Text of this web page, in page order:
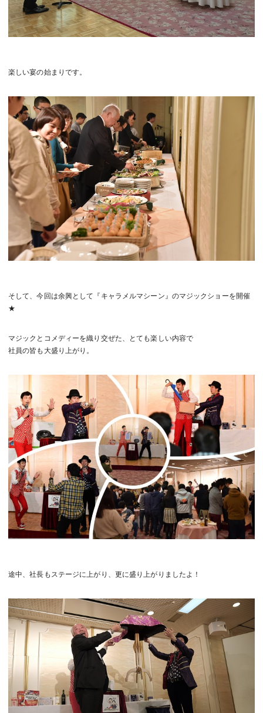
楽しい宴の始まりです。
そして、今回は余興として『キャラメルマシーン』のマジックショーを開催
★
マジックとコメディーを織り交ぜた、とても楽しい内容で
社員の皆も大盛り上がり。
途中、社長もステージに上がり、更に盛り上がりましたよ！